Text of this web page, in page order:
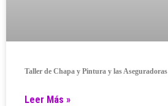
Taller de Chapa y Pintura y las Aseguradoras
Leer Más »